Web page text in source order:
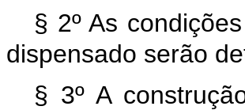
§ 2º As
dispensado serão
§ 3º A